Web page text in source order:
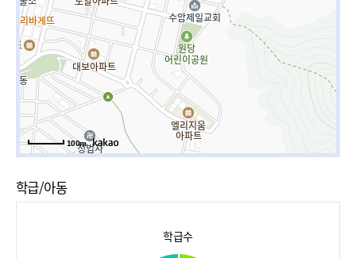
100m
학급/아동
학급수